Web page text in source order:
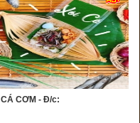
CÁ CƠM - Đ/c: